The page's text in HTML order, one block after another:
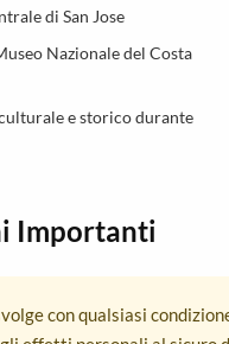
di San Jose
Nazionale del Costa
e storico durante
Importanti
con qualsiasi